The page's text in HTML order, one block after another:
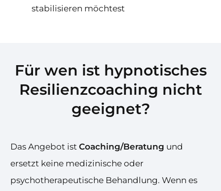
stabilisieren möchtest
Für wen ist hypnotisches
Resilienzcoaching nicht
geeignet?
Das Angebot ist Coaching/Beratung und
ersetzt keine medizinische oder
psychotherapeutische Behandlung. Wenn es